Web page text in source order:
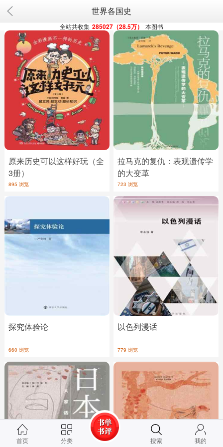
世界各国史
全站共收集 285027（28.5万） 本图书
原来历史可以这样好玩（全
3册）
895 浏览
拉马克的复仇：表观遗传学
的大变革
723 浏览
探究体验论
660 浏览
以色列漫话
779 浏览
首页 分类 搜索 我的